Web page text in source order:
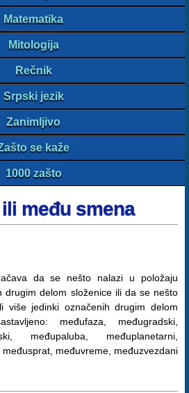
Matematika
Mitologija
Rečnik
Srpski jezik
Zanimljivo
se kaže
1000 zašto
među smena
da se nešto nalazi u položaju
drugim delom složenice ili da se nešto
više jedinki označenih drugim delom
međufaza, međugradski,
međupaluba, međuplanetarni,
međuvreme, međuzvezdani